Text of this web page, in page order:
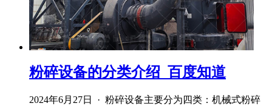
粉碎设备的分类介绍_百度知道
2024年6月27日 · 粉碎设备主要分为四类：机械式粉碎